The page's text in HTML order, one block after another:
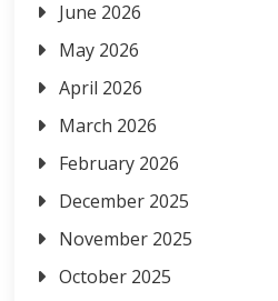
June 2026
May 2026
April 2026
March 2026
February 2026
December 2025
November 2025
October 2025